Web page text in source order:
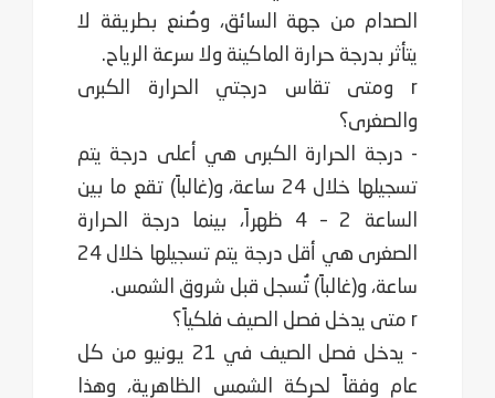
الصدام من جهة السائق، وصُنع بطريقة لا
يتأثر بدرجة حرارة الماكينة ولا سرعة الرياح.
r ومتى تقاس درجتي الحرارة الكبرى
والصغرى؟
- درجة الحرارة الكبرى هي أعلى درجة يتم
تسجيلها خلال 24 ساعة، و(غالباً) تقع ما بين
الساعة 2 – 4 ظهراً، بينما درجة الحرارة
الصغرى هي أقل درجة يتم تسجيلها خلال 24
ساعة، و(غالباً) تُسجل قبل شروق الشمس.
- يدخل فصل الصيف في 21 يونيو من كل
عام وفقاً لحركة الشمس الظاهرية، وهذا